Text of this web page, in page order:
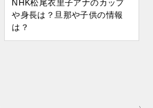
NHK松尾衣里子アナのカップ
や身長は？旦那や子供の情報
は？